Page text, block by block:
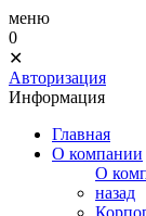
меню
0
✕
Авторизация
Информация
Главная
О компании
О
назад